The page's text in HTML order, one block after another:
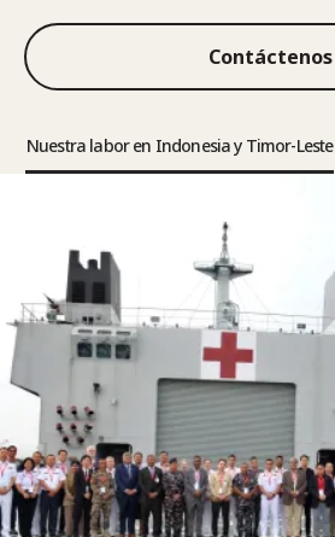
Contáctenos
Nuestra labor en Indonesia y Timor-Leste